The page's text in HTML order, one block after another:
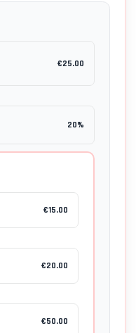
€25.00
20%
€15.00
€20.00
€50.00